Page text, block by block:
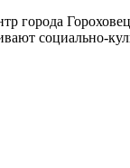
города
социально-